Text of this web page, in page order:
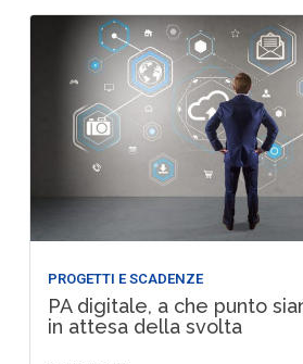
PROGETTI E SCADENZE
PA digitale, a che punto
in attesa della svolta